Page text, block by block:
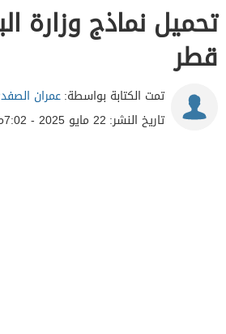
تحميل نماذج وزارة
قطر
تمت الكتابة بواسطة:عمران
تاريخ النشر: 22 مايو 2025 - 7:02م